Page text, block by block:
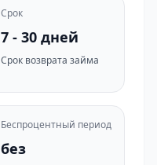
Срок
7 - 30 дней
Срок возврата займа
Беспроцентный период
без